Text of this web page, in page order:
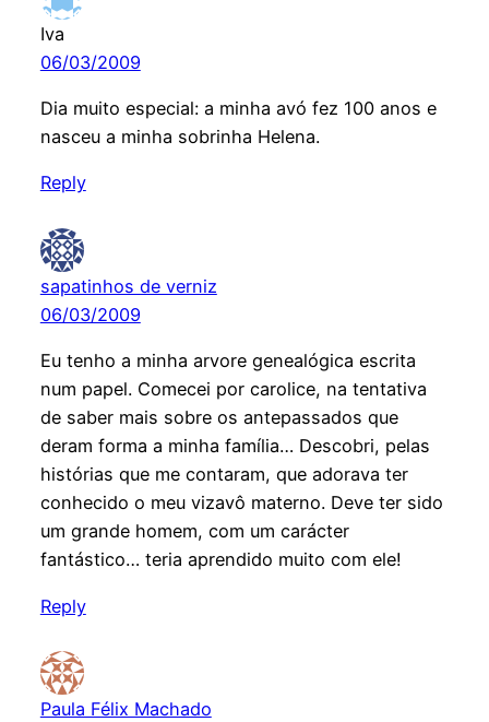
Iva
06/03/2009
Dia muito especial: a minha avó fez 100 anos e
nasceu a minha sobrinha Helena.
Reply
sapatinhos de verniz
06/03/2009
Eu tenho a minha arvore genealógica escrita
num papel. Comecei por carolice, na tentativa
de saber mais sobre os antepassados que
deram forma a minha família… Descobri, pelas
histórias que me contaram, que adorava ter
conhecido o meu vizavô materno. Deve ter sido
um grande homem, com um carácter
fantástico… teria aprendido muito com ele!
Reply
Paula Félix Machado